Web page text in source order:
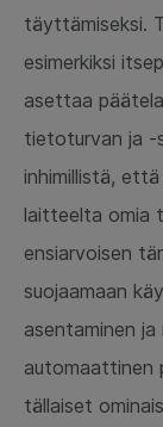
täyttämiseksi.
esimerkiksi
asettaa
tietoturvan ja -
inhimillistä,
laitteelta omia
ensiarvoisen
suojaamaan
asentaminen
automaattinen
tällaiset